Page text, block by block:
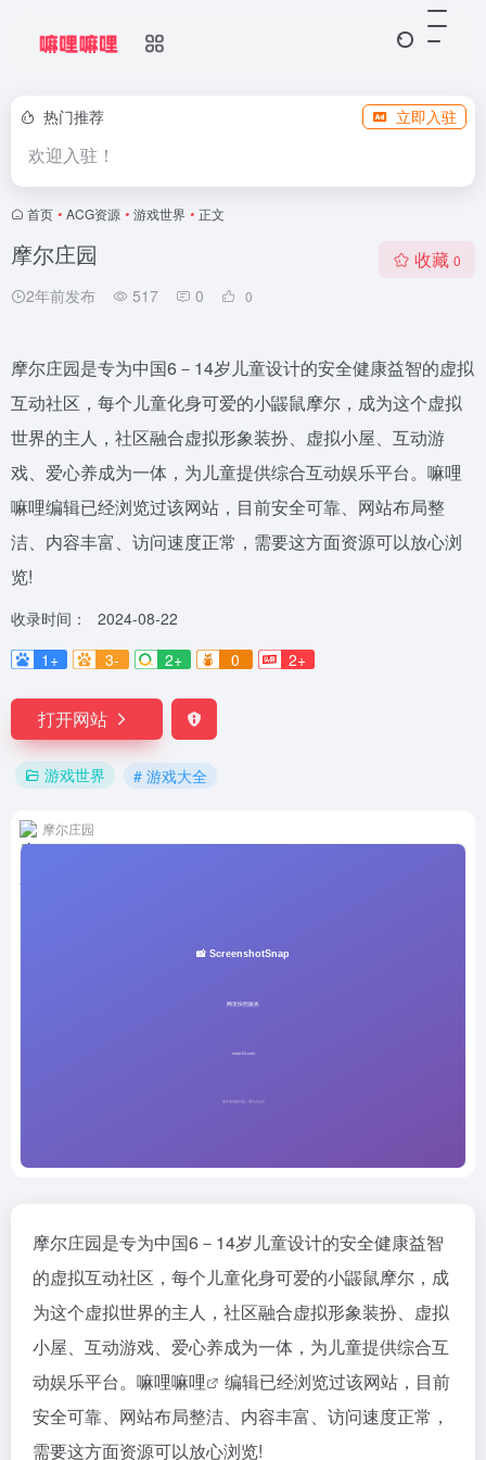
热门推荐 立即入驻
欢迎入驻！
首页 • ACG资源 • 游戏世界 • 正文
摩尔庄园
2年前发布 517 0 0
收藏 0
摩尔庄园是专为中国6－14岁儿童设计的安全健康益智的虚拟
互动社区，每个儿童化身可爱的小鼹鼠摩尔，成为这个虚拟
世界的主人，社区融合虚拟形象装扮、虚拟小屋、互动游
戏、爱心养成为一体，为儿童提供综合互动娱乐平台。嘛哩
嘛哩编辑已经浏览过该网站，目前安全可靠、网站布局整
洁、内容丰富、访问速度正常，需要这方面资源可以放心浏
览!
收录时间：
2024-08-22
1+
3- 2+ 0 2+
打开网站
游戏世界 # 游戏大全
摩尔庄园
摩尔庄园是专为中国6－14岁儿童设计的安全健康益智
的虚拟互动社区，每个儿童化身可爱的小鼹鼠摩尔，成
为这个虚拟世界的主人，社区融合虚拟形象装扮、虚拟
小屋、互动游戏、爱心养成为一体，为儿童提供综合互
动娱乐平台。 嘛哩嘛哩
编辑已经浏览过该网站，目前
安全可靠、网站布局整洁、内容丰富、访问速度正常，
需要这方面资源可以放心浏览!